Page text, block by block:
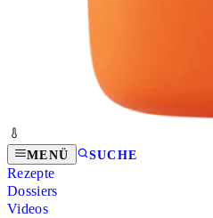
MENÜ SUCHE
Rezepte
Dossiers
Videos